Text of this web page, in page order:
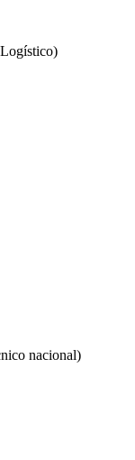
nacional)